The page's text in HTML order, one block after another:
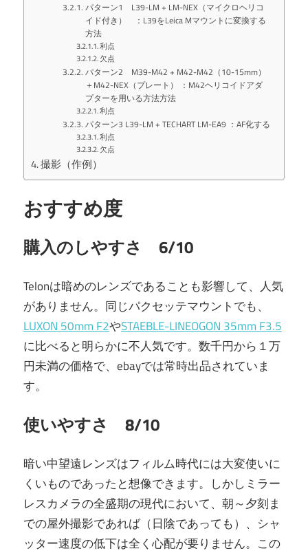
パターン1 L39-LM + LM-NEX（マイクロヘリコ
イド付き） ：L39をLeica Mマウントに変換する
方法
利点
欠点
パターン2 M39-M42 + M42-M42（10-15mm）
＋M42-NEX（プレート） ：M42ヘリコイドアダ
プターを用いる方法方法
利点
パターン3 L39-LM + TECHART LM-EA9 ：AF化する
利点
欠点
撮影（作例）
おすすめ度
購入のしやすさ 6/10
Telonは暗めのレンズであることも影響して、人気
がありません。同じパクセッテマウントでも、
LUXON 50mm F2やSTAEBLE-LINEOGON 35mm F3.5
に比べると明らかに不人気です。数千円から１万
円未満の価格で、ebayでは常時出品されていま
す。
使いやすさ 8/10
暗い中望遠レンズはフィルム時代には大変使いに
くいものであったと想像できます。しかしミラー
レスカメラの全盛期の現代において、朝～夕刻ま
での屋外撮影であれば（日陰であっても）、シャ
ッター速度の低下は全く心配が要りません。この